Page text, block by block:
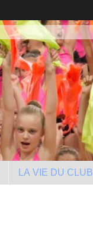
LA VIE DU CLUB